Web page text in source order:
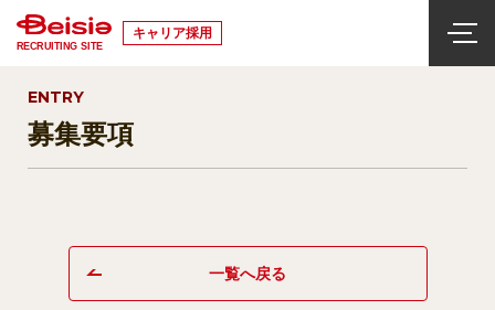
RECRUITING SITE
キャリア採用
ENTRY
募集要項
一覧へ戻る